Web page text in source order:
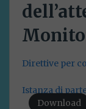
Direttive per
Istanza di
Download